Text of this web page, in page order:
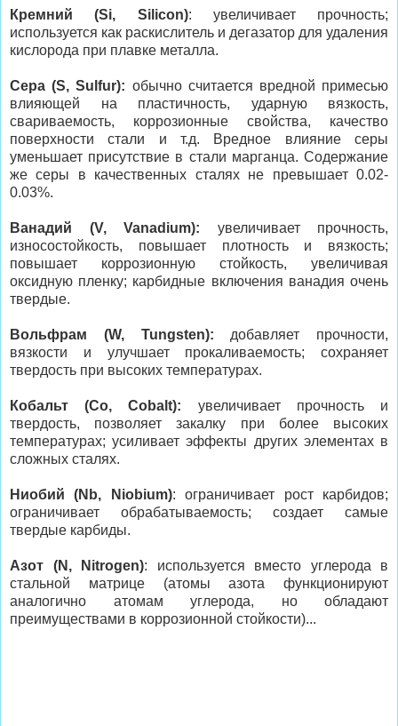
Кремний (Si, Silicon): увеличивает прочность;
используется как раскислитель и дегазатор для удаления
кислорода при плавке металла.
Сера (S, Sulfur): обычно считается вредной примесью
влияющей на пластичность, ударную вязкость,
свариваемость, коррозионные свойства, качество
поверхности стали и т.д. Вредное влияние серы
уменьшает присутствие в стали марганца. Содержание
же серы в качественных сталях не превышает 0.02-
0.03%.
Ванадий (V, Vanadium): увеличивает прочность,
износостойкость, повышает плотность и вязкость;
повышает коррозионную стойкость, увеличивая
оксидную пленку; карбидные включения ванадия очень
твердые.
Вольфрам (W, Tungsten): добавляет прочности,
вязкости и улучшает прокаливаемость; сохраняет
твердость при высоких температурах.
Кобальт (Co, Cobalt): увеличивает прочность и
твердость, позволяет закалку при более высоких
температурах; усиливает эффекты других элементах в
сложных сталях.
Ниобий (Nb, Niobium): ограничивает рост карбидов;
ограничивает обрабатываемость; создает самые
твердые карбиды.
Азот (N, Nitrogen): используется вместо углерода в
стальной матрице (атомы азота функционируют
аналогично атомам углерода, но обладают
преимуществами в коррозионной стойкости)...